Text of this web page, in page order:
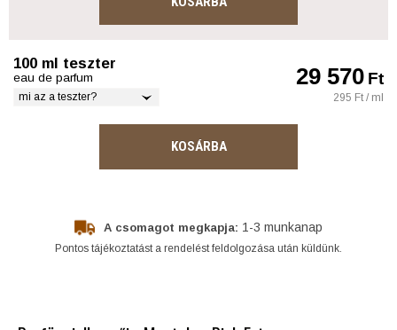
100 ml teszter
eau de parfum
mi az a teszter?
29 570Ft
295 Ft / ml
KOSÁRBA
A csomagot megkapja: 1-3 munkanap
Pontos tájékoztatást a rendelést feldolgozása után küldünk.